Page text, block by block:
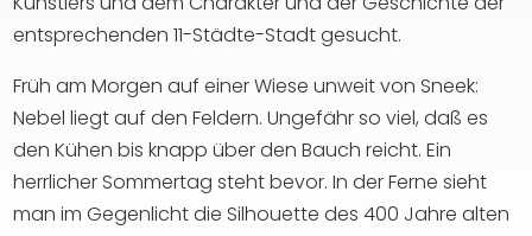
entsprechenden 11-Städte-Stadt gesucht.
Früh am Morgen auf einer Wiese unweit von Sneek:
Nebel liegt auf den Feldern. Ungefähr so viel, daß es
den Kühen bis knapp über den Bauch reicht. Ein
herrlicher Sommertag steht bevor. In der Ferne sieht
man im Gegenlicht die Silhouette des 400 Jahre alten